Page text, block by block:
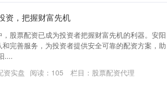
资，把握财富先机
股票配资已成为投资者把握财富先机的利器。安阳
完善服务，为投资者提供安全可靠的配资方案，助
....
资实盘 阅读： 105 栏目： 股票配资代理